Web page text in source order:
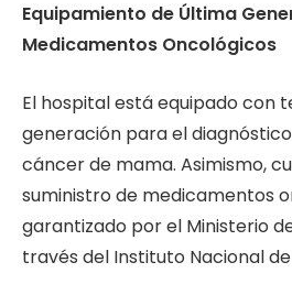
Equipamiento de Última
Medicamentos Oncológicos
El hospital está equipado con
generación para el
cáncer de mama. Asimismo,
suministro de medicamentos
garantizado por el Ministerio
través del Instituto Nacional